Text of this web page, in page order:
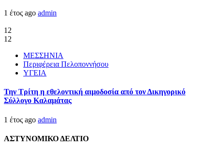
1 έτος ago admin
12
12
ΜΕΣΣΗΝΙΑ
Περιφέρεια Πελοποννήσου
ΥΓΕΙΑ
Την Τρίτη η εθελοντική αιμοδοσία από τον Δικηγορικό
Σύλλογο Καλαμάτας
1 έτος ago admin
ΑΣΤΥΝΟΜΙΚΟ ΔΕΛΤΙΟ